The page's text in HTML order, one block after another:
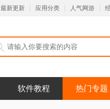
最新更新 应用分类 人气网游
软件教程 热门专题